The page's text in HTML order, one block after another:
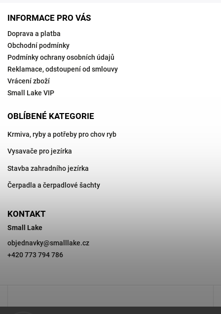
INFORMACE PRO VÁS
Doprava a platba
Obchodní podmínky
Podmínky ochrany osobních údajů
Reklamace, odstoupení od smlouvy
Vrácení zboží
Small Lake VIP
OBLÍBENÉ KATEGORIE
Krmiva, ryby a potřeby pro chov ryb
Vysavače pro jezírka
Stavba zahradního jezírka
Čerpadla a čerpadlové šachty
KONTAKT
Small Lake
objednavky@smalllake.cz
+420 773 794 786